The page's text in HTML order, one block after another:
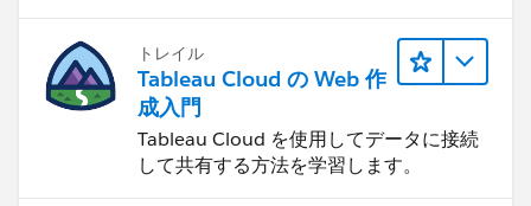
トレイル
Tableau Cloud の Web 作
成入門
Tableau Cloud を使用してデータに接続
して共有する方法を学習します。